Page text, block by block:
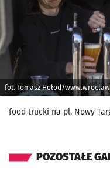
fot. Tomasz Hołod/
food trucki na pl. Nowy
POZOSTAŁE